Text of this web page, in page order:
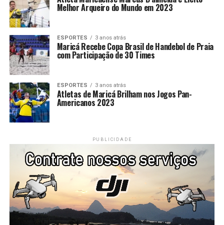
Melhor Arqueiro do Mundo em 2023
ESPORTES 3 anos atrás
Maricá Recebe Copa Brasil de Handebol de Praia
com Participação de 30 Times
ESPORTES 3 anos atrás
Atletas de Maricá Brilham nos Jogos Pan-
Americanos 2023
PUBLICIDADE